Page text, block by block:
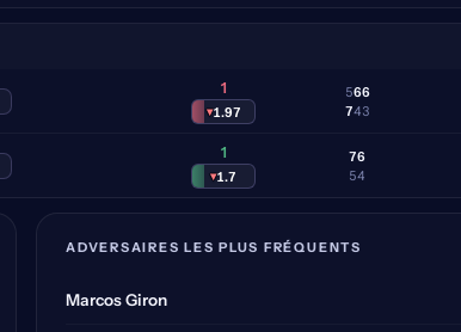
1
▾1.97
5
7
6
4
6
3
1
▾1.7
7
5
6
4
ADVERSAIRES LES PLUS FRÉQUENTS
Marcos Giron